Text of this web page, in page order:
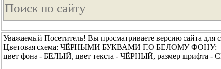
Уважаемый Посетитель! Вы просматриваете версию сайта для
Цветовая схема: ЧЁРНЫМИ БУКВАМИ ПО БЕЛОМУ ФОНУ:
цвет фона - БЕЛЫЙ, цвет текста - ЧЁРНЫЙ, размер шрифта